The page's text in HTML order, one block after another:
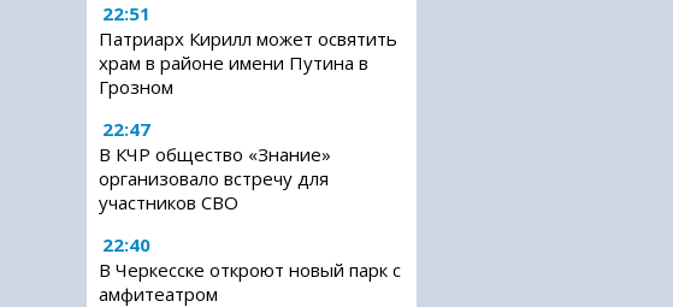
22:51
Патриарх Кирилл может освятить
храм в районе имени Путина в
Грозном
22:47
В КЧР общество «Знание»
организовало встречу для
участников СВО
22:40
В Черкесске откроют новый парк с
амфитеатром